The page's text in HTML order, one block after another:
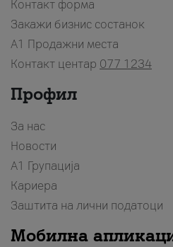
Контакт форма
Закажи бизнис состанок
A1 Продажни места
Контакт центар 077 1234
Профил
За нас
Новости
А1 Групација
Кариера
Заштита на лични податоци
Мобилна